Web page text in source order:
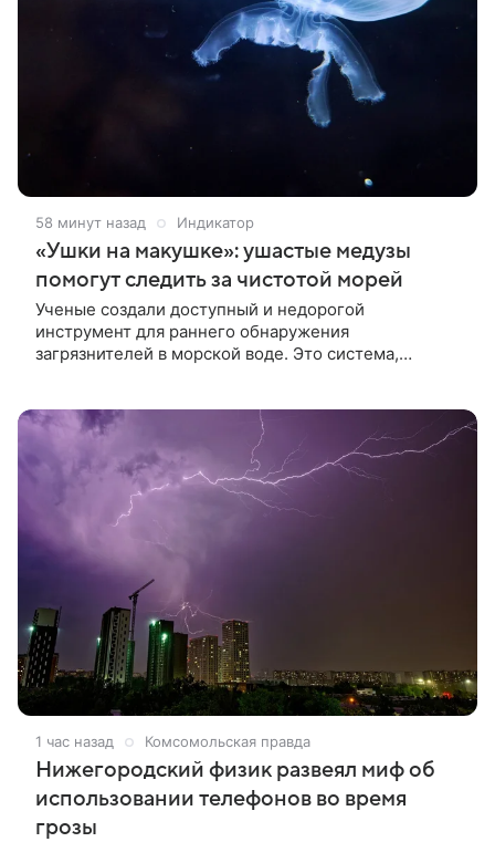
58 минут назад Индикатор
«Ушки на макушке»: ушастые медузы
помогут следить за чистотой морей
Ученые создали доступный и недорогой
инструмент для раннего обнаружения
загрязнителей в морской воде. Это система,
1 час назад Комсомольская правда
Нижегородский физик развеял миф об
использовании телефонов во время
грозы